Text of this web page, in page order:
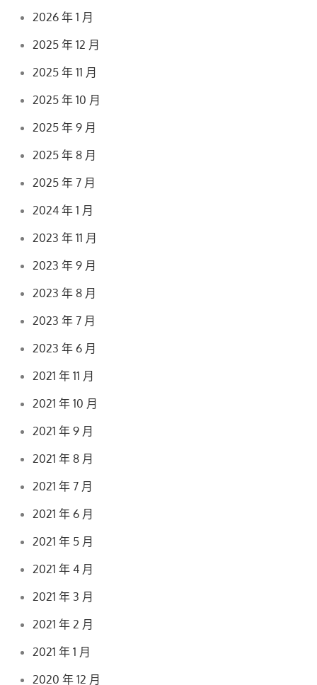
2026 年 1 月
2025 年 12 月
2025 年 11 月
2025 年 10 月
2025 年 9 月
2025 年 8 月
2025 年 7 月
2024 年 1 月
2023 年 11 月
2023 年 9 月
2023 年 8 月
2023 年 7 月
2023 年 6 月
2021 年 11 月
2021 年 10 月
2021 年 9 月
2021 年 8 月
2021 年 7 月
2021 年 6 月
2021 年 5 月
2021 年 4 月
2021 年 3 月
2021 年 2 月
2021 年 1 月
2020 年 12 月